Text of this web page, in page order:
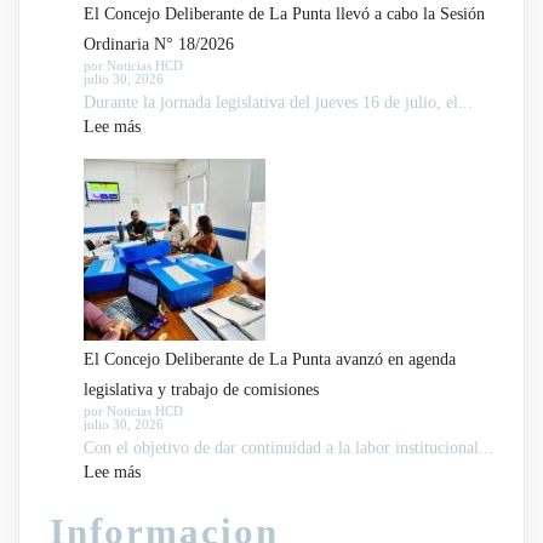
El Concejo Deliberante de La Punta llevó a cabo la Sesión
Ordinaria N° 18/2026
por Noticias HCD
julio 30, 2026
Durante la jornada legislativa del jueves 16 de julio, el...
Lee más:
El
Concejo
Deliberante
de
La
Punta
llevó
a
cabo
la
Sesión
El Concejo Deliberante de La Punta avanzó en agenda
legislativa y trabajo de comisiones
por Noticias HCD
julio 30, 2026
Con el objetivo de dar continuidad a la labor institucional...
Lee más:
Concejo
Informacion